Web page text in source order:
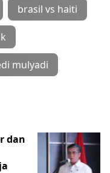
brasil vs haiti
mulyadi
dan